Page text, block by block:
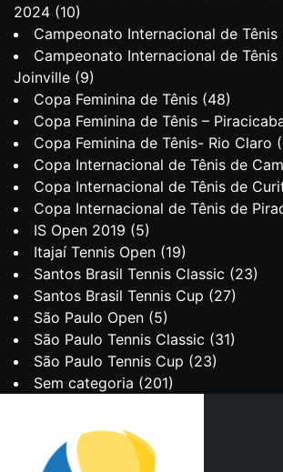
2024 (10)
Campeonato Internacional de Tênis
Campeonato Internacional de Tênis
Joinville (9)
Copa Feminina de Tênis (48)
Copa Feminina de Tênis –
Copa Feminina de Tênis- Rio Claro
Copa Internacional de Tênis de
Copa Internacional de Tênis de
Copa Internacional de Tênis de
IS Open 2019 (5)
Itajaí Tennis Open (19)
Santos Brasil Tennis Classic (23)
Santos Brasil Tennis Cup (27)
São Paulo Open (5)
São Paulo Tennis Classic (31)
São Paulo Tennis Cup (23)
Sem categoria (201)